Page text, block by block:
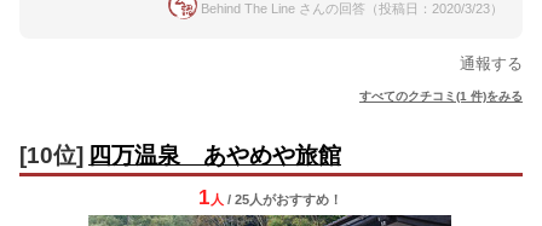
Behind The Line さんの回答（投稿日：2020/3/23）
通報する
すべてのクチコミ(1 件)をみる
[10位] 四万温泉 あやめや旅館
1 人 / 25人がおすすめ！